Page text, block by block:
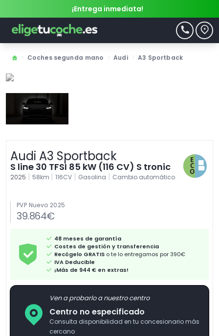
¡Entrega inmediata!
Coches segunda mano Audi A3 Sportback
Audi A3 Sportback
S line 30 TFSI 85 kW (116 CV) S tronic
2025 | 58km | 116CV | Gasolina | Cambio automático
PVP Nuevo 2025
39.864€
48 meses de garantía
Costes de gestión y transferencia
Recógelo GRATIS o te lo entregamos por 390€
IVA Deducible
¡Más de 944 € en extras!
Ven a probarlo a nuestro centro
Centro no especificado
Consulta disponibilidad en tu concesionario más
cercano